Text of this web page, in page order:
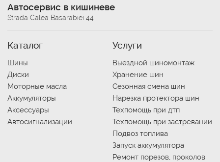
Автосервис в кишиневе
Strada Calea Basarabiei 44
Каталог
Шины
Диски
Моторные масла
Аккумуляторы
Аксессуары
Автосигнализации
Услуги
Выездной шиномонтаж
Хранение шин
Сезонная смена шин
Нарезка протектора шин
Техпомощь при дтп
Техпомощь при застревании
Подвоз топлива
Запуск аккумулятора
Ремонт порезов, проколов